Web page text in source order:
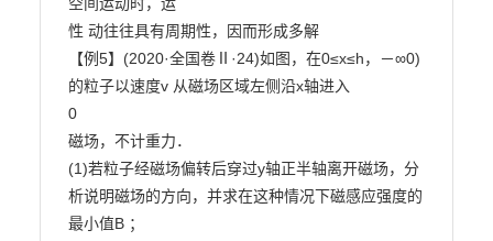
性 动往往具有周期性，因而形成多解
【例5】(2020·全国卷Ⅱ·24)如图，在0≤x≤h，－∞0)
的粒子以速度v 从磁场区域左侧沿x轴进入
0
磁场，不计重力．
(1)若粒子经磁场偏转后穿过y轴正半轴离开磁场，分
析说明磁场的方向，并求在这种情况下磁感应强度的
最小值B ；